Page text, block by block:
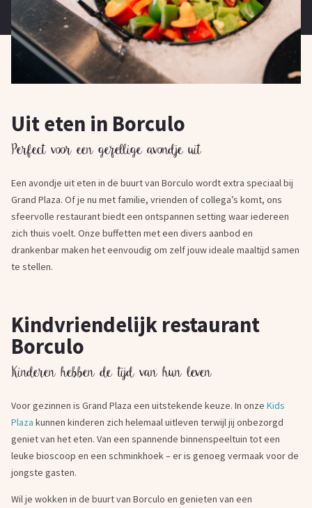
Uit eten in Borculo
Perfect voor een gezellige avondje uit
Een avondje uit eten in de buurt van Borculo wordt extra speciaal bij
Grand Plaza. Of je nu met familie, vrienden of collega’s komt, ons
sfeervolle restaurant biedt een ontspannen setting waar iedereen
zich thuis voelt. Onze buffetten met een divers aanbod en
drankenbar maken het eenvoudig om zelf jouw ideale maaltijd samen
te stellen.
Kindvriendelijk restaurant
Borculo
Kinderen hebben de tijd van hun leven
Voor gezinnen is Grand Plaza een uitstekende keuze. In onze Kids
Plaza kunnen kinderen zich helemaal uitleven terwijl jij onbezorgd
geniet van het eten. Van een spannende binnenspeeltuin tot een
leuke bioscoop en een schminkhoek – er is genoeg vermaak voor de
jongste gasten.
Wil je wokken in de buurt van Borculo en genieten van een